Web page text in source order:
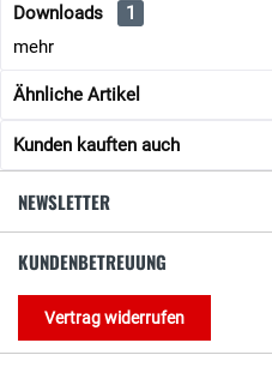
Downloads
1
mehr
Ähnliche Artikel
Kunden kauften auch
NEWSLETTER
KUNDENBETREUUNG
Vertrag widerrufen